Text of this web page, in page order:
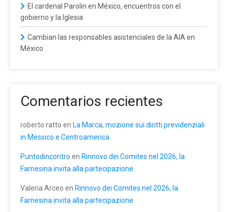
El cardenal Parolin en México, encuentros con el
gobierno y la Iglesia
Cambian las responsables asistenciales de la AIA en
México
Comentarios recientes
roberto ratto en La Marca, mozione sui diritti previdenziali
in Messico e Centroamerica
Puntodincontro en Rinnovo dei Comites nel 2026, la
Farnesina invita alla partecipazione
Valeria Arceo en Rinnovo dei Comites nel 2026, la
Farnesina invita alla partecipazione